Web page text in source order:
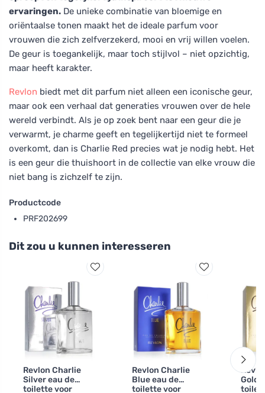
ervaringen. De unieke combinatie van bloemige en
oriëntaalse tonen maakt het de ideale parfum voor
vrouwen die zich zelfverzekerd, mooi en vrij willen voelen.
De geur is toegankelijk, maar toch stijlvol – niet opzichtig,
maar heeft karakter.
Revlon biedt met dit parfum niet alleen een iconische geur,
maar ook een verhaal dat generaties vrouwen over de hele
wereld verbindt. Als je op zoek bent naar een geur die je
verwarmt, je charme geeft en tegelijkertijd niet te formeel
overkomt, dan is Charlie Red precies wat je nodig hebt. Het
is een geur die thuishoort in de collectie van elke vrouw die
niet bang is zichzelf te zijn.
Productcode
PRF202699
Dit zou u kunnen interesseren
Revlon Charlie
Silver eau de
toilette voor
Revlon Charlie
Blue eau de
toilette voor
Gold